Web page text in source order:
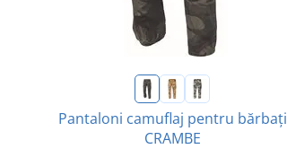
Pantaloni camuflaj pentru bărbați
CRAMBE